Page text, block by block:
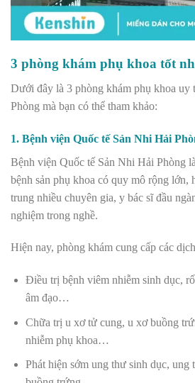
3 phòng khám phụ khoa tốt
Dưới đây là 3 phòng khám phụ khoa uy
Phòng mà bạn có thể tham khảo:
1. Bệnh viện Quốc tế Sản Nhi Hải
Bệnh viện Quốc tế Sản Nhi Hải Phòng
bệnh sản phụ khoa có quy mô rộng lớn,
trung nhiều chuyên gia, y bác sĩ đầu
nghiệm trong nghề.
Hiện nay, phòng khám cung cấp các
Điều trị bệnh viêm nhiễm sinh dục,
âm đạo…
Chữa trị u xơ tử cung, u xơ buồng
nhiễm phụ khoa…
Phát hiện sớm ung thư sinh dục,